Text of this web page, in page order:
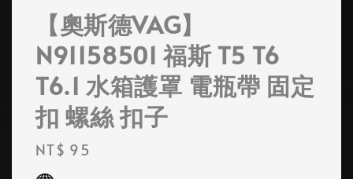
【奧斯德VAG】
N91158501 福斯 T5 T6
T6.1 水箱護罩 電瓶帶 固定
扣 螺絲 扣子
Regular
price
NT$ 95